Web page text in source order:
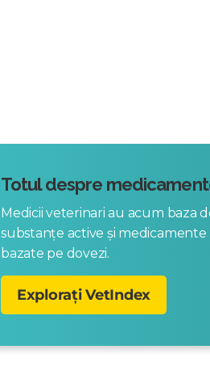
Totul despre
Medicii veterinari au acum baza
substanțe active și
bazate pe dovezi.
Explorați VetIndex